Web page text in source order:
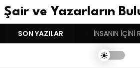
Şair ve Yazarların
SON YAZILAR
BASARINDIR! İNSANIN İÇİNİ